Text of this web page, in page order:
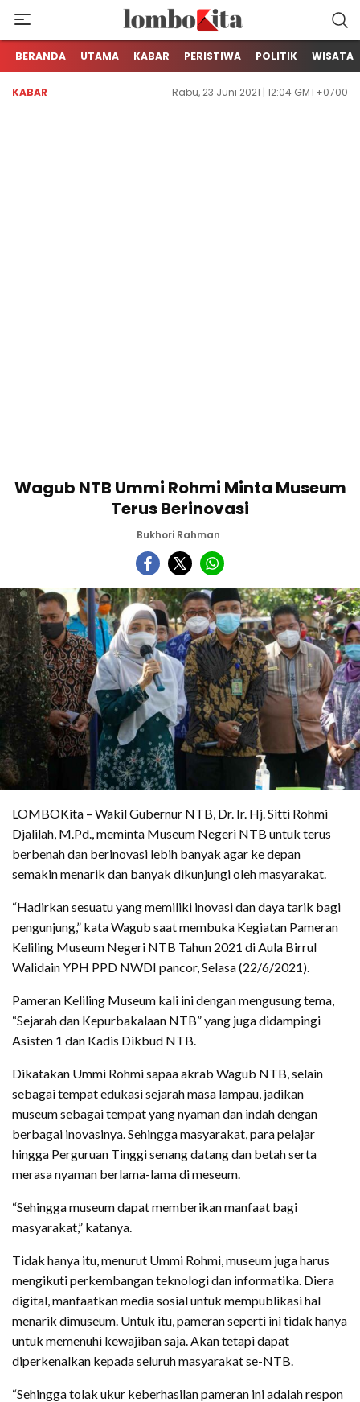
LOMBOKita
Media Berita Online dari Lombok
BERANDA UTAMA KABAR PERISTIWA POLITIK WISATA
KABAR Rabu, 23 Juni 2021 | 12:04 GMT+0700
Wagub NTB Ummi Rohmi Minta Museum
Terus Berinovasi
Bukhori Rahman
LOMBOKita – Wakil Gubernur NTB, Dr. Ir. Hj. Sitti Rohmi
Djalilah, M.Pd., meminta Museum Negeri NTB untuk terus
berbenah dan berinovasi lebih banyak agar ke depan
semakin menarik dan banyak dikunjungi oleh masyarakat.
“Hadirkan sesuatu yang memiliki inovasi dan daya tarik bagi
pengunjung,” kata Wagub saat membuka Kegiatan Pameran
Keliling Museum Negeri NTB Tahun 2021 di Aula Birrul
Walidain YPH PPD NWDI pancor, Selasa (22/6/2021).
Pameran Keliling Museum kali ini dengan mengusung tema,
“Sejarah dan Kepurbakalaan NTB” yang juga didampingi
Asisten 1 dan Kadis Dikbud NTB.
Dikatakan Ummi Rohmi sapaa akrab Wagub NTB, selain
sebagai tempat edukasi sejarah masa lampau, jadikan
museum sebagai tempat yang nyaman dan indah dengan
berbagai inovasinya. Sehingga masyarakat, para pelajar
hingga Perguruan Tinggi senang datang dan betah serta
merasa nyaman berlama-lama di meseum.
“Sehingga museum dapat memberikan manfaat bagi
masyarakat,” katanya.
Tidak hanya itu, menurut Ummi Rohmi, museum juga harus
mengikuti perkembangan teknologi dan informatika. Diera
digital, manfaatkan media sosial untuk mempublikasi hal
menarik dimuseum. Untuk itu, pameran seperti ini tidak hanya
untuk memenuhi kewajiban saja. Akan tetapi dapat
diperkenalkan kepada seluruh masyarakat se-NTB.
“Sehingga tolak ukur keberhasilan pameran ini adalah respon